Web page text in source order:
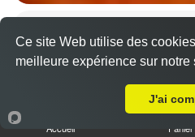
8.50 €
Accueil Panier
Ce site Web utilise des
meilleure expérience sur notre
J'ai